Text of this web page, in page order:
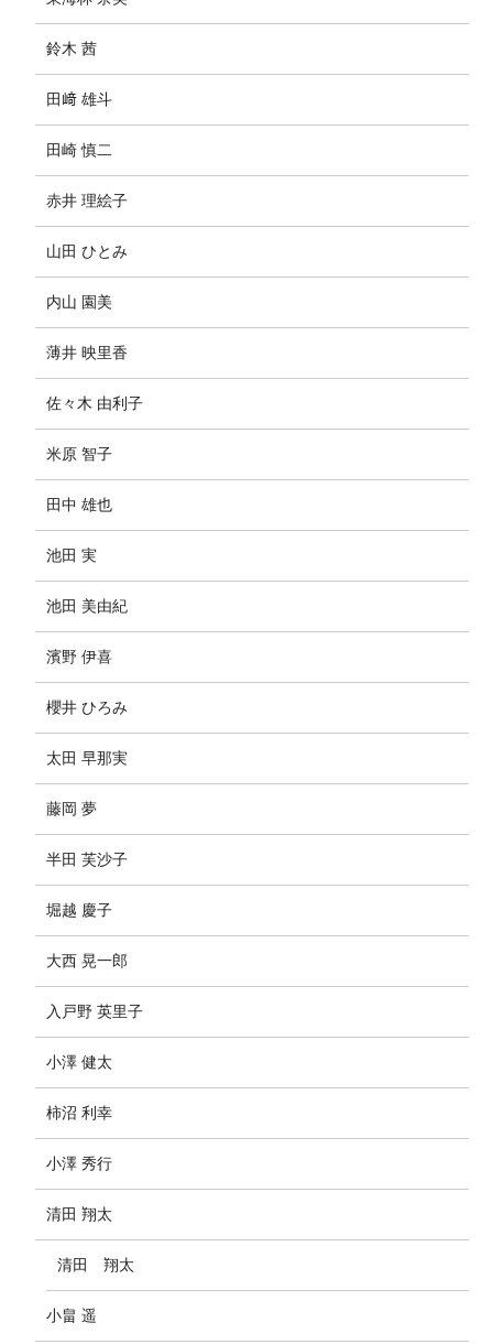
鈴木 茜
田﨑 雄斗
田崎 慎二
赤井 理絵子
山田 ひとみ
内山 園美
薄井 映里香
佐々木 由利子
米原 智子
田中 雄也
池田 実
池田 美由紀
濱野 伊喜
櫻井 ひろみ
太田 早那実
藤岡 夢
半田 芙沙子
堀越 慶子
大西 晃一郎
入戸野 英里子
小澤 健太
柿沼 利幸
小澤 秀行
清田 翔太
清田 翔太
小畠 遥